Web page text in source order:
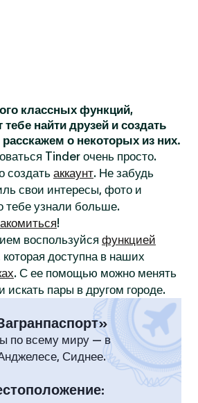
классных функций,
найти друзей и создать
о некоторых из них.
Tinder очень просто.
создать аккаунт. Не забудь
свои интересы, фото и
тебе узнали больше.
!
воспользуйся функцией
которая доступна в наших
. С ее помощью можно менять
искать пары в другом городе.
по всему миру — в
Сиднее.
: